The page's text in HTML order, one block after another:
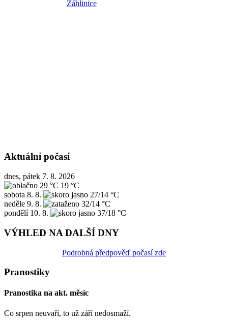
Aktuální počasí
dnes, pátek 7. 8. 2026
29 °C 19 °C
sobota 8. 8.
27/14 °C
neděle 9. 8.
32/14 °C
pondělí 10. 8. 37/18 °C
VÝHLED NA DALŠÍ DNY
Podrobná předpověď počasí zde
Pranostiky
Pranostika na akt. měsíc
Co srpen neuvaří, to už září nedosmaží.